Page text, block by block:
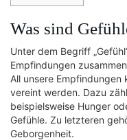
Was sind
Unter dem Begriff
Empfindungen
All unsere
vereint werden. Dazu
beispielsweise Hunger
Gefühle. Zu letzteren
Geborgenheit.